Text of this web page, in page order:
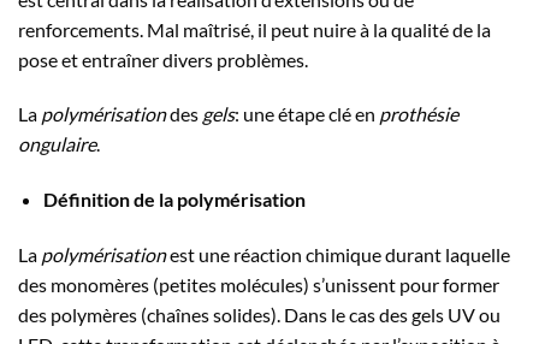
renforcements. Mal maîtrisé, il peut nuire à la qualité de la
pose et entraîner divers problèmes.
La polymérisationdes gels: une étape clé en prothésie
ongulaire.
Définition de la polymérisation
La polymérisationest une réaction chimique durant laquelle
des monomères (petites molécules) s’unissent pour former
des polymères (chaînes solides). Dans le cas des gels UV ou